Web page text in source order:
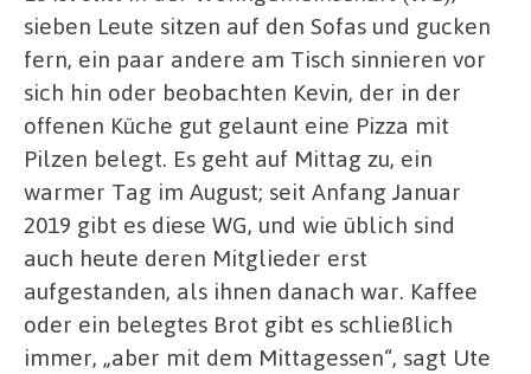
sieben Leute sitzen auf den Sofas und gucken
fern, ein paar andere am Tisch sinnieren vor
sich hin oder beobachten Kevin, der in der
offenen Küche gut gelaunt eine Pizza mit
Pilzen belegt. Es geht auf Mittag zu, ein
warmer Tag im August; seit Anfang Januar
2019 gibt es diese WG, und wie üblich sind
auch heute deren Mitglieder erst
aufgestanden, als ihnen danach war. Kaffee
oder ein belegtes Brot gibt es schließlich
immer, „aber mit dem Mittagessen“, sagt Ute